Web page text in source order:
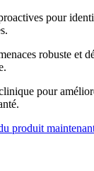
pour
robuste et
pour
produit